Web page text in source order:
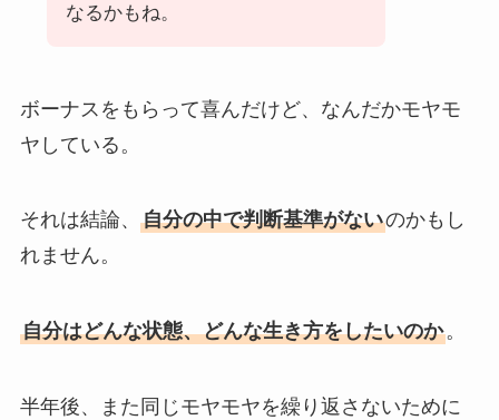
なるかもね。
ボーナスをもらって喜んだけど、なんだかモヤモ
ヤしている。
それは結論、 自分の中で判断基準がないのかもし
れません。
自分はどんな状態、どんな生き方をしたいのか。
半年後、また同じモヤモヤを繰り返さないために